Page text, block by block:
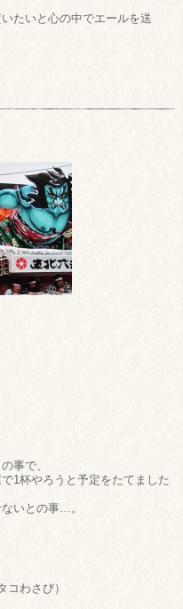
たいと心の中でエールを送
事で、
1杯やろうと予定をたてました
いとの事…。
コわさび）